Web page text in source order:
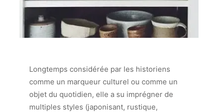
Longtemps considérée par les historiens
comme un marqueur culturel ou comme un
objet du quotidien, elle a su imprégner de
multiples styles (japonisant, rustique,